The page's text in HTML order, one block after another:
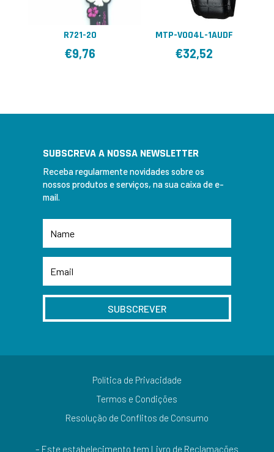
R721-20
€9,76
MTP-V004L-1AUDF
€32,52
SUBSCREVA A NOSSA NEWSLETTER
Receba regularmente novidades sobre os
nossos produtos e serviços, na sua caixa de e-
mail.
SUBSCREVER
Política de Privacidade
Termos e Condições
Resolução de Conflitos de Consumo
– Este estabelecimento tem Livro de Reclamações